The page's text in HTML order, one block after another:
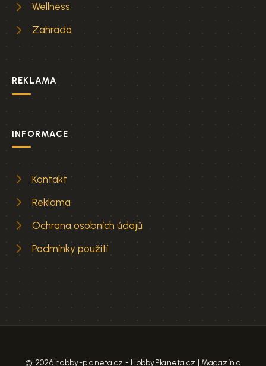
Wellness
Zahrada
REKLAMA
INFORMACE
Kontakt
Reklama
Ochrana osobních údajů
Podmínky použití
© 2026 hobby-planeta.cz - HobbyPlaneta.cz | Magazín o